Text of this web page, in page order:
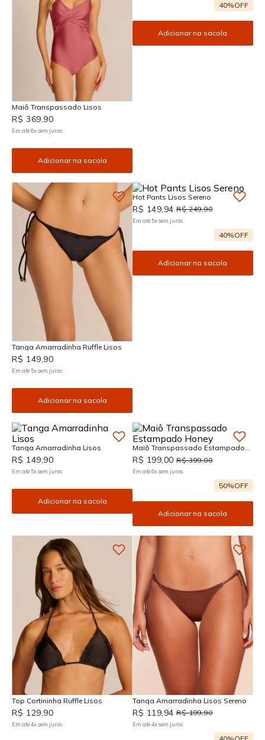
Maiô Transpassado Lisos
R$ 369,90
Em até6xsem juros
Adicionar na sacola
40%OFF
Adicionar na sacola
Tanga Amarradinha Ruffle Lisos
R$ 149,90
Em até 5xsem juros
Adicionar na sacola
Hot Pants Lisos Sereno
R$ 149,94 R$ 249,90
Em até 5xsem juros
40%OFF
Adicionar na sacola
Tanga Amarradinha Lisos
R$ 149,90
Em até 5xsem juros
Adicionar na sacola
Maiô Transpassado Estampado
Honey
R$ 199,00 R$ 399,00
Em até6xsem juros
50%OFF
Adicionar na sacola
Top Cortininha Ruffle Lisos
R$ 129,90
Em até4xsem juros
Tanga Amarradinha Lisos Sereno
R$ 119,94 R$ 199,90
Em até4xsem juros